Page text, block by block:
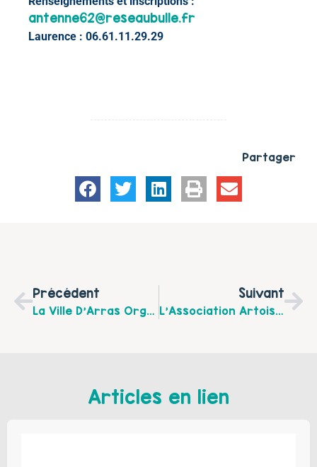
antenne62@reseaubulle.fr
Laurence : 06.61.11.29.29
Partager
Précédent
La Ville D’Arras Organise Du 12 Au 18 Mars « La Grande Semaine De La Petite Enfance » Sur Le Thème « Tout Bouge »
Suivant
L’Association Artois Autisme 62 Organise Plusieurs Actions Dans Le Cadre Du Mois De L’Autisme En Avril.
Articles en lien